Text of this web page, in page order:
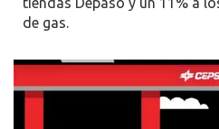
de gas.